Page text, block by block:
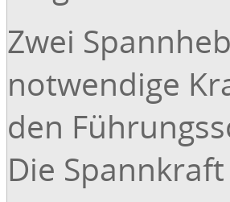
Zwei
notwendige
den
Die